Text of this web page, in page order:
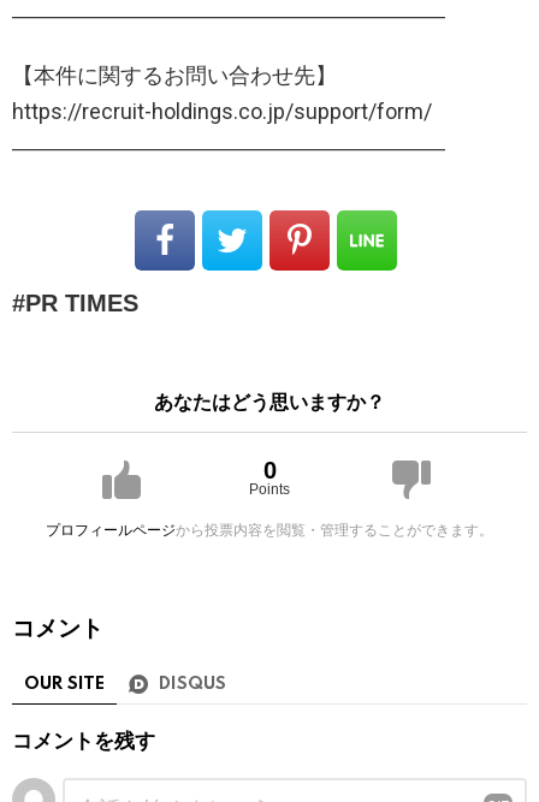
――――――――――――――――――――
【本件に関するお問い合わせ先】
https://recruit-holdings.co.jp/support/form/
――――――――――――――――――――
PR TIMES
あなたはどう思いますか？
0
Points
プロフィールページから投票内容を閲覧・管理することができます。
コメント
OUR SITE DISQUS
コメントを残す